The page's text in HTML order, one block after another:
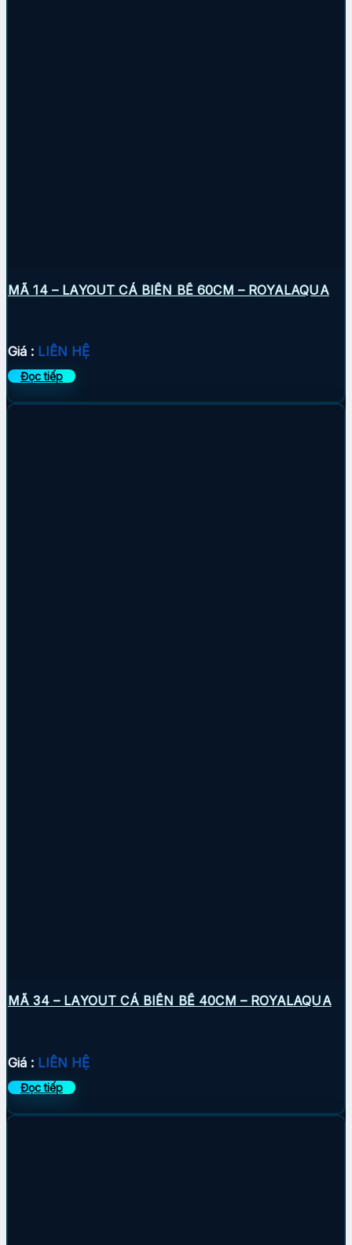
MÃ 14 – LAYOUT CÁ BIỂN BỂ 60CM – ROYALAQUA
Giá : LIÊN HỆ
Đọc tiếp
MÃ 34 – LAYOUT CÁ BIỂN BỂ 40CM – ROYALAQUA
Giá : LIÊN HỆ
Đọc tiếp